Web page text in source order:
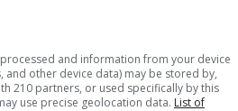
Εκείνον που σε
and information from your device
and other device data) may be stored by,
210 partners, or used specifically by this
use precise geolocation data. List of